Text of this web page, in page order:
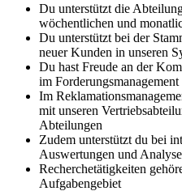
Du unterstützt die
wöchentlichen und
Du unterstützt bei der
neuer Kunden in unseren
Du hast Freude an der
im Forderungsmanagement
Im
mit unseren
Abteilungen
Zudem unterstützt du bei
Auswertungen und
Recherchetätigkeiten
Aufgabengebiet